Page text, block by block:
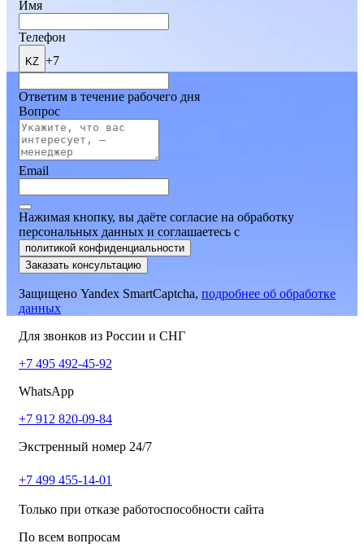
Имя
Телефон
KZ +7
Ответим в течение рабочего дня
Вопрос
Email
Нажимая кнопку, вы даёте согласие на обработку
персональных данных и соглашаетесь c
политикой конфиденциальности
Заказать консультацию
Защищено Yandex SmartCaptcha, подробнее об обработке
данных
Для звонков из России и СНГ
+7 495 492-45-92
WhatsApp
+7 912 820-09-84
Экстренный номер 24/7
+7 499 455-14-01
Только при отказе работоспособности сайта
По всем вопросам